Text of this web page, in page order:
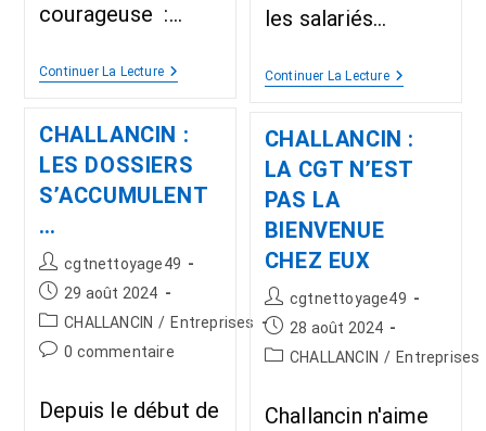
les salariés…
Continuer La Lecture
courageuse :…
Continuer La Lecture
CHALLANCIN :
LES DOSSIERS
S’ACCUMULENT
…
cgtnettoyage49
29 août 2024
CHALLANCIN / Entreprises
0 commentaire
Depuis le début de
CHALLANCIN :
LA CGT N’EST
PAS LA
BIENVENUE
CHEZ EUX
cgtnettoyage49
28 août 2024
CHALLANCIN / Entreprises
Challancin n'aime